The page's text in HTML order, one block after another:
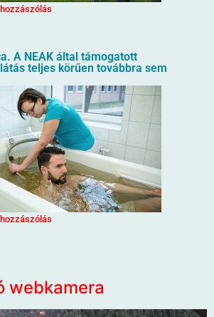
A NEAK által támogatott
teljes körűen továbbra sem
webkamera